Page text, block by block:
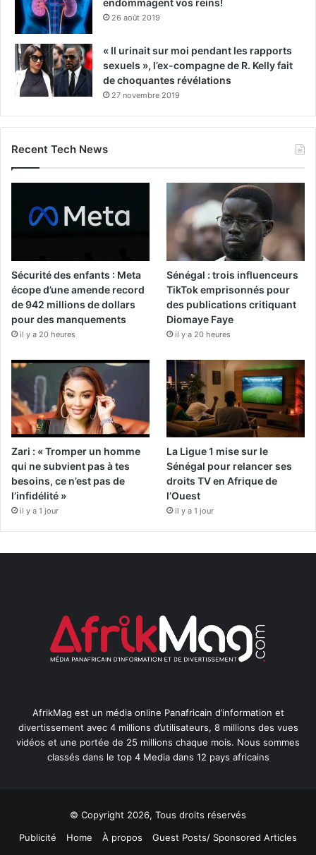
endommagent vos reins!
26 août 2019
« Il urinait sur moi pendant les rapports
sexuels », l’ex-compagne de R. Kelly fait
de choquantes révélations
27 novembre 2019
Recent Tech News
Sécurité des enfants : Meta
écope d’une amende record
de 942 millions de dollars
pour des manquements
il y a 20 heures
Sénégal : trois influenceurs
TikTok emprisonnés pour
des publications critiquant
Diomaye Faye
il y a 20 heures
Zari : « Tromper un homme
qui ne subvient pas à tes
besoins, ce n’est pas de
l’infidélité »
il y a 1 jour
La Ligue 1 mise sur le
Sénégal pour relancer ses
droits TV en Afrique de
l’Ouest
il y a 1 jour
AfrikMag est un média online Panafricain d’information et
divertissement avec 4 millions d’utilisateurs, 8 millions des vues
vidéos et une portée de 25 millions chaque mois. Nous sommes
classés dans le top 4 Media dans 12 pays africains
© Copyright 2026, Tous droits réservés
Publicité
Home À propos
Guest Posts/ Sponsored Articles